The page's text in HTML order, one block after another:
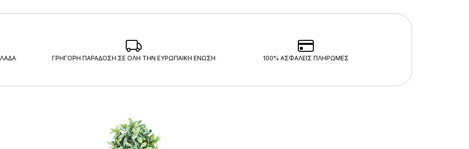
ΓΡΗΓΟΡΗ ΠΑΡΑΔΟΣΗ ΣΕ ΟΛΗ ΤΗΝ ΕΥΡΩΠΑΙΚΗ ΕΝΩΣΗ 100% ΑΣΦΑΛΕΊΣ ΠΛΗΡΩΜΈΣ